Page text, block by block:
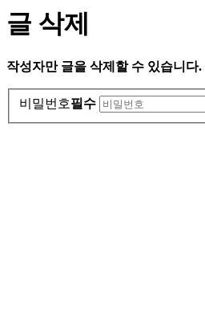
글 삭제
작성자만 글을 삭제할 수 있습니다.
비밀번호필수